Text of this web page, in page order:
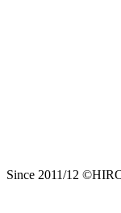
Since 2011/12